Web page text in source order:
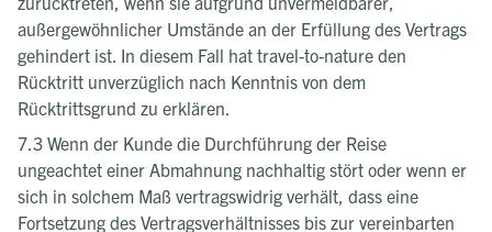
außergewöhnlicher Umstände an der Erfüllung des Vertrags
gehindert ist. In diesem Fall hat travel-to-nature den
Rücktritt unverzüglich nach Kenntnis von dem
Rücktrittsgrund zu erklären.
7.3 Wenn der Kunde die Durchführung der Reise
ungeachtet einer Abmahnung nachhaltig stört oder wenn er
sich in solchem Maß vertragswidrig verhält, dass eine
Fortsetzung des Vertragsverhältnisses bis zur vereinbarten